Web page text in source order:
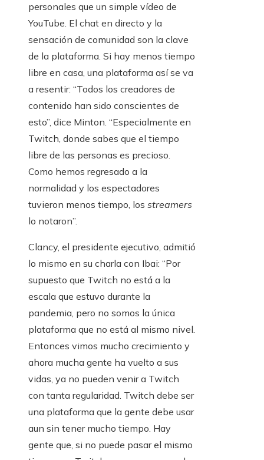
personales que un simple vídeo de
YouTube. El chat en directo y la
sensación de comunidad son la clave
de la plataforma. Si hay menos tiempo
libre en casa, una plataforma así se va
a resentir: “Todos los creadores de
contenido han sido conscientes de
esto”, dice Minton. “Especialmente en
Twitch, donde sabes que el tiempo
libre de las personas es precioso.
Como hemos regresado a la
normalidad y los espectadores
tuvieron menos tiempo, los streamers
lo notaron”.
Clancy, el presidente ejecutivo, admitió
lo mismo en su charla con Ibai: “Por
supuesto que Twitch no está a la
escala que estuvo durante la
pandemia, pero no somos la única
plataforma que no está al mismo nivel.
Entonces vimos mucho crecimiento y
ahora mucha gente ha vuelto a sus
vidas, ya no pueden venir a Twitch
con tanta regularidad. Twitch debe ser
una plataforma que la gente debe usar
aun sin tener mucho tiempo. Hay
gente que, si no puede pasar el mismo